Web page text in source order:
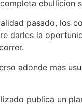
ebullicion
pasado, los
darles la
adonde mas
publica un